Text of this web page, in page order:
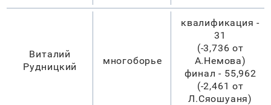
Виталий
Рудницкий
многоборье
квалификация -
31
(-3,736 от
А.Немова)
финал - 55,962
(-2,461 от
Л.Сяошуаня)